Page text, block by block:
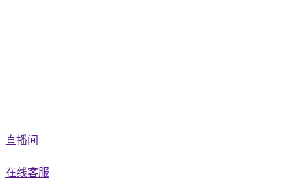
直播间
在线客服